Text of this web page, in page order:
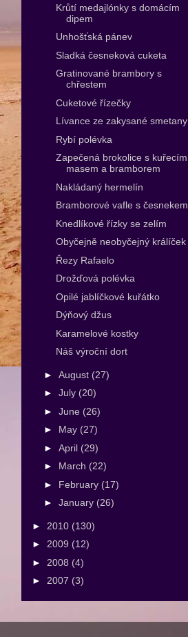
Krůtí medajlónky s domácím
dipem
Unhošťská pánev
Sladká česneková cuketa
Gratinované brambory s
chřestem
Cuketové řízečky
Lívance ze zakysané smetany
Rybí polévka
Zapečená brokolice s kuřecím
masem a bramborem
Nakládaný hermelín
Bramborové vafle s česnekem
Knedlíkové řízky se zelím
Obyčejně neobyčejný králíček
Řezy Rafaelo
Drožďová polévka
Opilé jablíčkové kuřátko
Dýňový džus
Karamelové kostky
Náš výroční dort
► August (27)
► July (20)
► June (26)
► May (27)
► April (29)
► March (22)
► February (17)
► January (26)
► 2010 (130)
► 2009 (12)
► 2008 (4)
► 2007 (3)